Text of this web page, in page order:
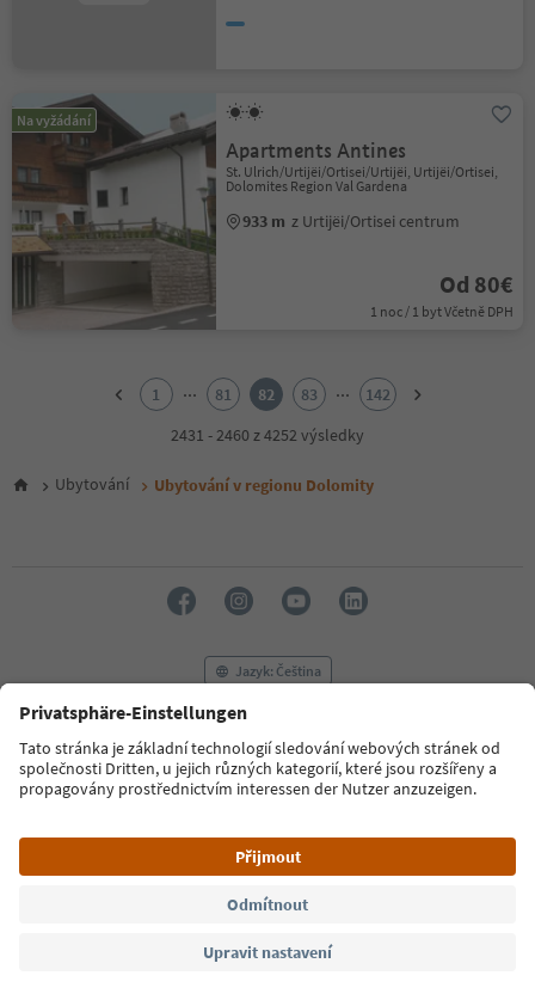
Na vyžádání
Apartments Antines
St. Ulrich/Urtijëi/Ortisei/Urtijëi, Urtijëi/Ortisei,
Dolomites Region Val Gardena
933 m z Urtijëi/Ortisei centrum
Od 80€
1 noc / 1 byt Včetně DPH
6
16
17
18
19
21
1 ... 81 82 83 ...
142
2431 - 2460 z 4252 výsledky
Ubytování Ubytování v regionu Dolomity
Jazyk: Čeština
FAQ Kontaktujte nás Tisk
MICE
Zásady ochrany osobních údajů
Podmínky a ujednání
Tiráž
Prohlášení o přístupnosti